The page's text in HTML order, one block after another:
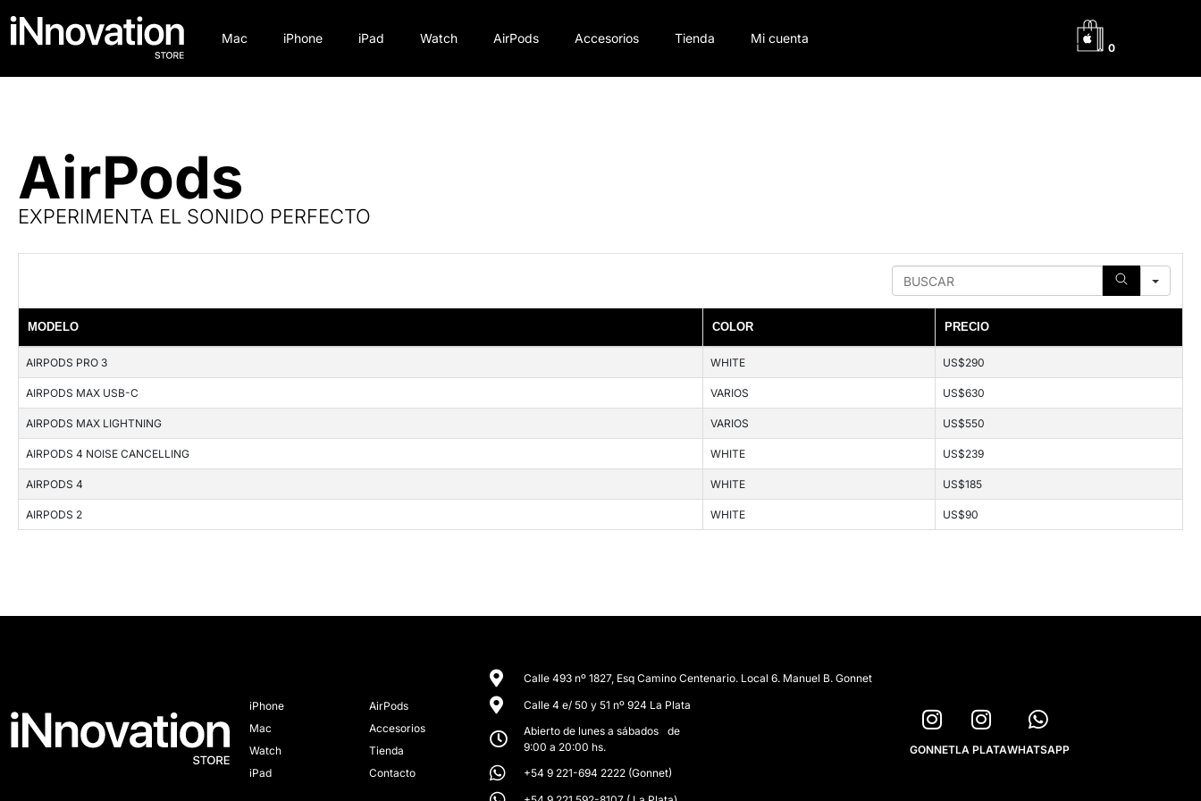
Mac iPhone iPad Watch AirPods Accesorios Tienda Mi cuenta
0
AirPods
EXPERIMENTA EL SONIDO PERFECTO
Search
MODELO COLOR PRECIO
AIRPODS PRO 3 WHITE US$290
AIRPODS MAX USB-C VARIOS US$630
AIRPODS MAX LIGHTNING VARIOS US$550
AIRPODS 4 NOISE CANCELLING WHITE US$239
AIRPODS 4 WHITE US$185
AIRPODS 2 WHITE US$90
iPhone
Mac
Watch
iPad
AirPods
Accesorios
Tienda
Contacto
Calle 493 nº 1827, Esq Camino Centenario. Local 6. Manuel B. Gonnet
Calle 4 e/ 50 y 51 nº 924 La Plata
Abierto de lunes a sábados de
9:00 a 20:00 hs.
+54 9 221-694 2222 (Gonnet)
GONNETLA PLATAWHATSAPP